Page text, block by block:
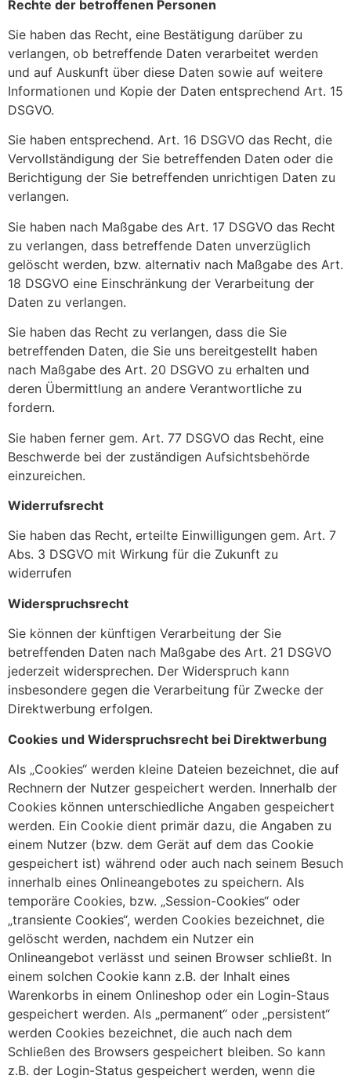
Rechte der betroffenen Personen
Sie haben das Recht, eine Bestätigung darüber zu
verlangen, ob betreffende Daten verarbeitet werden
und auf Auskunft über diese Daten sowie auf weitere
Informationen und Kopie der Daten entsprechend Art. 15
DSGVO.
Sie haben entsprechend. Art. 16 DSGVO das Recht, die
Vervollständigung der Sie betreffenden Daten oder die
Berichtigung der Sie betreffenden unrichtigen Daten zu
verlangen.
Sie haben nach Maßgabe des Art. 17 DSGVO das Recht
zu verlangen, dass betreffende Daten unverzüglich
gelöscht werden, bzw. alternativ nach Maßgabe des Art.
18 DSGVO eine Einschränkung der Verarbeitung der
Daten zu verlangen.
Sie haben das Recht zu verlangen, dass die Sie
betreffenden Daten, die Sie uns bereitgestellt haben
nach Maßgabe des Art. 20 DSGVO zu erhalten und
deren Übermittlung an andere Verantwortliche zu
fordern.
Sie haben ferner gem. Art. 77 DSGVO das Recht, eine
Beschwerde bei der zuständigen Aufsichtsbehörde
einzureichen.
Widerrufsrecht
Sie haben das Recht, erteilte Einwilligungen gem. Art. 7
Abs. 3 DSGVO mit Wirkung für die Zukunft zu
widerrufen
Widerspruchsrecht
Sie können der künftigen Verarbeitung der Sie
betreffenden Daten nach Maßgabe des Art. 21 DSGVO
jederzeit widersprechen. Der Widerspruch kann
insbesondere gegen die Verarbeitung für Zwecke der
Direktwerbung erfolgen.
Cookies und Widerspruchsrecht bei Direktwerbung
Als „Cookies“ werden kleine Dateien bezeichnet, die auf
Rechnern der Nutzer gespeichert werden. Innerhalb der
Cookies können unterschiedliche Angaben gespeichert
werden. Ein Cookie dient primär dazu, die Angaben zu
einem Nutzer (bzw. dem Gerät auf dem das Cookie
gespeichert ist) während oder auch nach seinem Besuch
innerhalb eines Onlineangebotes zu speichern. Als
temporäre Cookies, bzw. „Session-Cookies“ oder
„transiente Cookies“, werden Cookies bezeichnet, die
gelöscht werden, nachdem ein Nutzer ein
Onlineangebot verlässt und seinen Browser schließt. In
einem solchen Cookie kann z.B. der Inhalt eines
Warenkorbs in einem Onlineshop oder ein Login-Staus
gespeichert werden. Als „permanent“ oder „persistent“
werden Cookies bezeichnet, die auch nach dem
Schließen des Browsers gespeichert bleiben. So kann
z.B. der Login-Status gespeichert werden, wenn die